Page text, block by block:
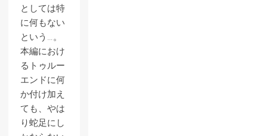
としては特
に何もない
という…。
本編におけ
るトゥルー
エンドに何
か付け加え
ても、やは
り蛇足にし